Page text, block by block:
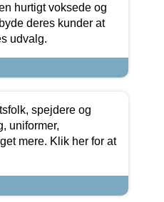
hurtigt voksede og
deres kunder at
udvalg.
spejdere og
uniformer,
mere. Klik her for at